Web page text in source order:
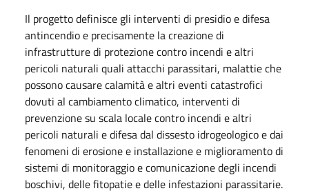
Il progetto definisce gli interventi di presidio e difesa
antincendio e precisamente la creazione di
infrastrutture di protezione contro incendi e altri
pericoli naturali quali attacchi parassitari, malattie che
possono causare calamità e altri eventi catastrofici
dovuti al cambiamento climatico, interventi di
prevenzione su scala locale contro incendi e altri
pericoli naturali e difesa dal dissesto idrogeologico e dai
fenomeni di erosione e installazione e miglioramento di
sistemi di monitoraggio e comunicazione degli incendi
boschivi, delle fitopatie e delle infestazioni parassitarie.